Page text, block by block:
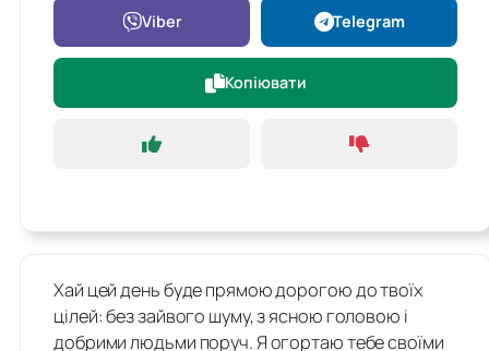
Viber Telegram
Копіювати
Хай цей день буде прямою дорогою до твоїх
цілей: без зайвого шуму, з ясною головою і
добрими людьми поруч. Я огортаю тебе своїми